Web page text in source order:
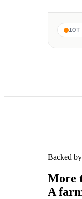
IOT
Backed
More
A